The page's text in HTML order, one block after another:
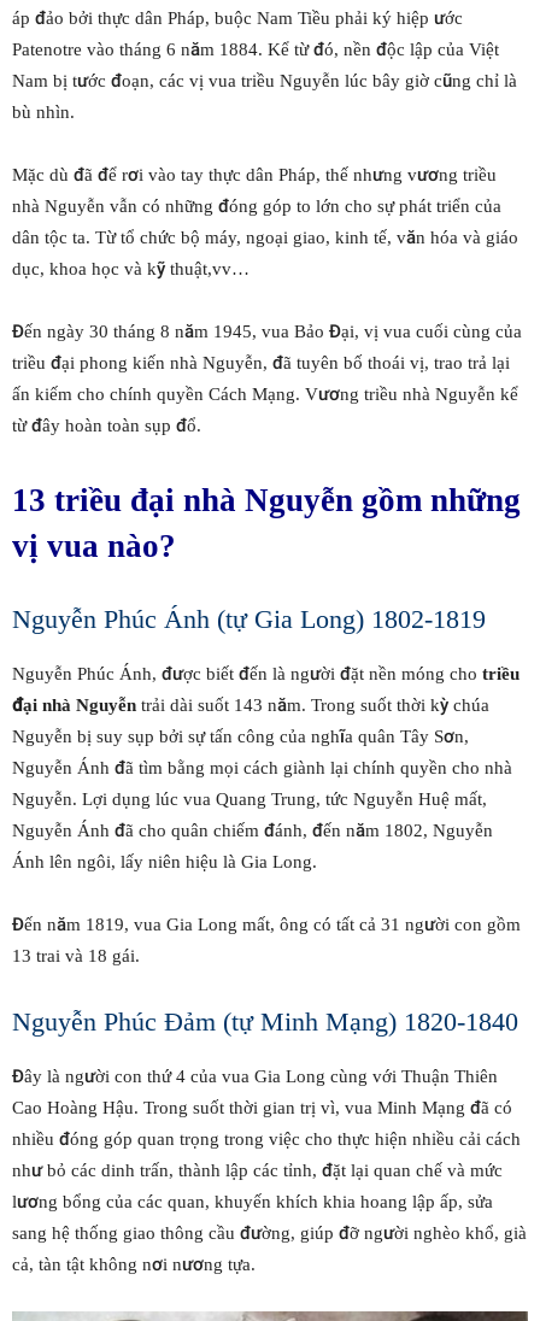
áp đảo bởi thực dân Pháp, buộc Nam Tiều phải ký hiệp ước
Patenotre vào tháng 6 năm 1884. Kể từ đó, nền độc lập của Việt
Nam bị tước đoạn, các vị vua triều Nguyễn lúc bây giờ cũng chỉ là
bù nhìn.
Mặc dù đã để rơi vào tay thực dân Pháp, thế nhưng vương triều
nhà Nguyễn vẫn có những đóng góp to lớn cho sự phát triển của
dân tộc ta. Từ tổ chức bộ máy, ngoại giao, kinh tế, văn hóa và giáo
dục, khoa học và kỹ thuật,vv…
Đến ngày 30 tháng 8 năm 1945, vua Bảo Đại, vị vua cuối cùng của
triều đại phong kiến nhà Nguyễn, đã tuyên bố thoái vị, trao trả lại
ấn kiếm cho chính quyền Cách Mạng. Vương triều nhà Nguyễn kể
từ đây hoàn toàn sụp đổ.
13 triều đại nhà Nguyễn gồm những
vị vua nào?
Nguyễn Phúc Ánh (tự Gia Long) 1802-1819
Nguyễn Phúc Ánh, được biết đến là người đặt nền móng cho triều
đại nhà Nguyễn trải dài suốt 143 năm. Trong suốt thời kỳ chúa
Nguyễn bị suy sụp bởi sự tấn công của nghĩa quân Tây Sơn,
Nguyễn Ánh đã tìm bằng mọi cách giành lại chính quyền cho nhà
Nguyễn. Lợi dụng lúc vua Quang Trung, tức Nguyễn Huệ mất,
Nguyễn Ánh đã cho quân chiếm đánh, đến năm 1802, Nguyễn
Ánh lên ngôi, lấy niên hiệu là Gia Long.
Đến năm 1819, vua Gia Long mất, ông có tất cả 31 người con gồm
13 trai và 18 gái.
Nguyễn Phúc Đảm (tự Minh Mạng) 1820-1840
Đây là người con thứ 4 của vua Gia Long cùng với Thuận Thiên
Cao Hoàng Hậu. Trong suốt thời gian trị vì, vua Minh Mạng đã có
nhiều đóng góp quan trọng trong việc cho thực hiện nhiều cải cách
như bỏ các dinh trấn, thành lập các tỉnh, đặt lại quan chế và mức
lương bổng của các quan, khuyến khích khia hoang lập ấp, sửa
sang hệ thống giao thông cầu đường, giúp đỡ người nghèo khổ, già
cả, tàn tật không nơi nương tựa.